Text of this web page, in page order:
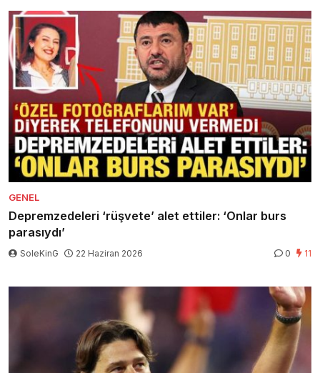
GENEL
Depremzedeleri ‘rüşvete’ alet ettiler: ‘Onlar burs
parasıydı’
SoleKinG 22 Haziran 2026 0 11